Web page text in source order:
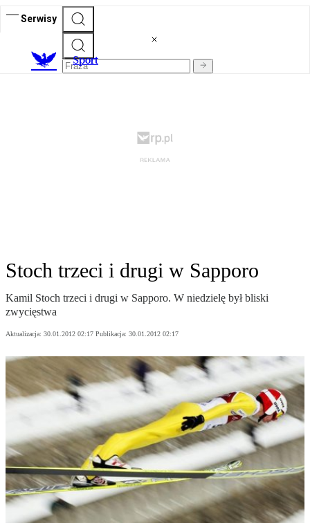
Serwisy
Sport
Stoch trzeci i drugi w Sapporo
Kamil Stoch trzeci i drugi w Sapporo. W niedzielę był bliski
zwycięstwa
Aktualizacja: 30.01.2012 02:17 Publikacja: 30.01.2012 02:17